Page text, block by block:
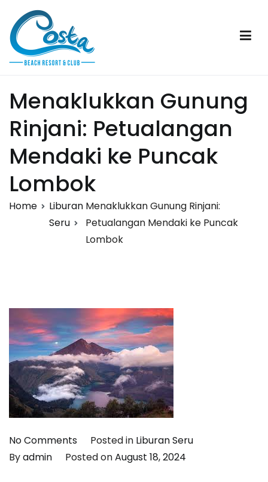
content
Menaklukkan Gunung
Rinjani: Petualangan
Mendaki ke Puncak
Lombok
Home
Liburan
Seru
Menaklukkan Gunung Rinjani:
Petualangan Mendaki ke Puncak
Lombok
No Commentson
Menaklukkan
Posted in Liburan Seru
Byadmin Posted onAugust 18, 2024